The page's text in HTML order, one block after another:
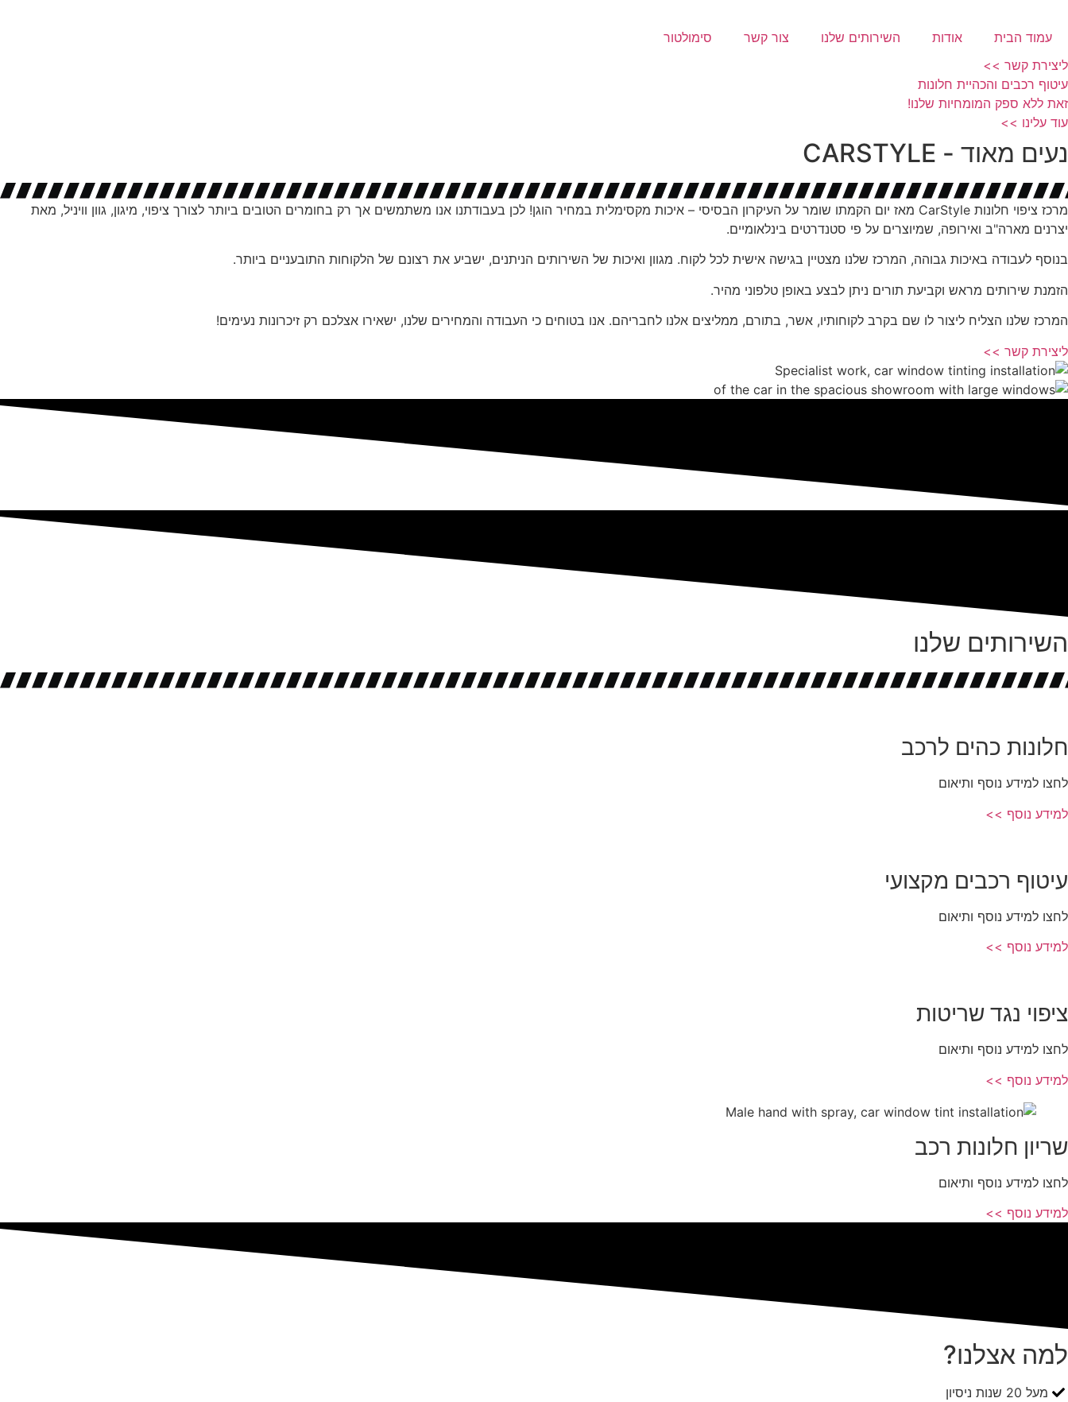
עמוד הבית אודות השירותים שלנו צור קשר
סימולטור
ליצירת קשר >>
עיטוף רכבים והכהיית חלונות
זאת ללא ספק המומחיות שלנו!
עוד עלינו >>
נעים מאוד - CARSTYLE
מרכז ציפוי חלונות CarStyle מאז יום הקמתו שומר על העיקרון הבסיסי – איכות מקסימלית במחיר הוגן! לכן בעבודתנו אנו משתמשים אך רק בחומרים הטובים ביותר לצורך ציפוי, מיגון, גוון וויניל, מאת
יצרנים מארה"ב ואירופה, שמיוצרים על פי סטנדרטים בינלאומיים.
בנוסף לעבודה באיכות גבוהה, המרכז שלנו מצטיין בגישה אישית לכל לקוח. מגוון ואיכות של השירותים הניתנים, ישביע את רצונם של הלקוחות התובעניים ביותר.
הזמנת שירותים מראש וקביעת תורים ניתן לבצע באופן טלפוני מהיר.
המרכז שלנו הצליח ליצור לו שם בקרב לקוחותיו, אשר, בתורם, ממליצים אלנו לחבריהם. אנו בטוחים כי העבודה והמחירים שלנו, ישאירו אצלכם רק זיכרונות נעימים!
ליצירת קשר >>
השירותים שלנו
חלונות כהים לרכב
לחצו למידע נוסף ותיאום
למידע נוסף >>
עיטוף רכבים מקצועי
לחצו למידע נוסף ותיאום
למידע נוסף >>
ציפוי נגד שריטות
לחצו למידע נוסף ותיאום
למידע נוסף >>
שריון חלונות רכב
לחצו למידע נוסף ותיאום
למידע נוסף >>
למה אצלנו?
מעל 20 שנות ניסיון